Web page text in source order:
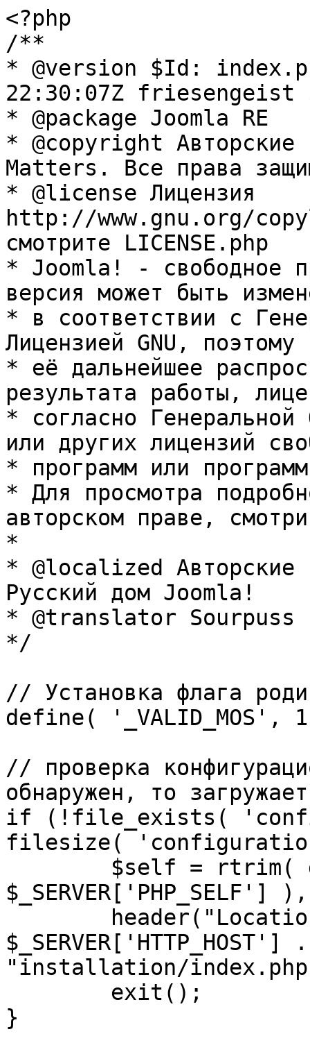
<?php
/**
* @version $Id:
22:30:07Z friesengeist
* @package Joomla RE
* @copyright Авторские
Matters. Все права
* @license Лицензия
http://www.gnu.org/
смотрите LICENSE.php
* Joomla! - свободное
версия может быть
* в соответствии с
Лицензией GNU, поэтому
* её дальнейшее
результата работы,
* согласно Генеральной
или других лицензий
* программ или
* Для просмотра
авторском праве,
*
* @localized Авторские
Русский дом Joomla!
* @translator Sourpuss
*/
// Установка флага
define( '_VALID_MOS',
// проверка
обнаружен, то
if (!file_exists(
filesize(
"installation/
}